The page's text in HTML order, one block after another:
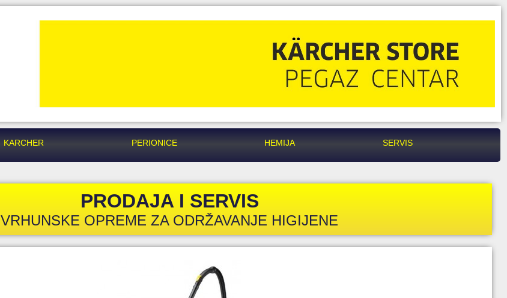
KARCHER PERIONICE HEMIJA SERVIS
PRODAJA I SERVIS
VRHUNSKE OPREME ZA ODRŽAVANJE HIGIJENE